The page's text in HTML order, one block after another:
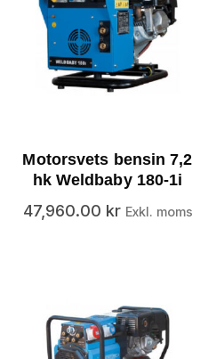
Motorsvets bensin 7,2
hk Weldbaby 180-1i
47,960.00 kr Exkl. moms